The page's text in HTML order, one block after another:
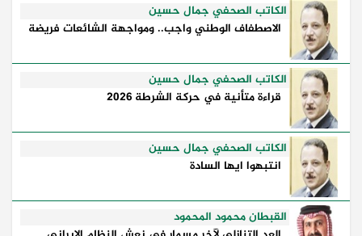
الكاتب الصحفي جمال حسين
الاصطفاف الوطني واجب.. ومواجهة الشائعات فريضة
الكاتب الصحفي جمال حسين
قراءة متأنية في حركة الشرطة 2026
الكاتب الصحفي جمال حسين
انتبهوا ايها السادة
القبطان محمود المحمود